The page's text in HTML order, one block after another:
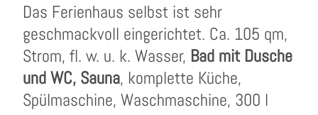
Das Ferienhaus selbst ist sehr
geschmackvoll eingerichtet. Ca. 105 qm,
Strom, fl. w. u. k. Wasser, Bad mit Dusche
und WC, Sauna, komplette Küche,
Spülmaschine, Waschmaschine, 300 l